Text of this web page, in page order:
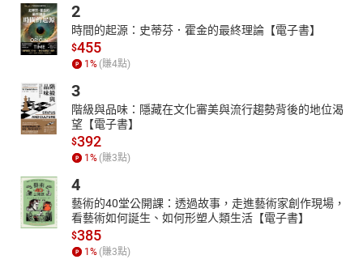
2
時間的起源：史蒂芬．霍金的最終理論【電子書】
$455
1 % (賺4點)
3
階級與品味：隱藏在文化審美與流行趨勢背後的地位渴
望【電子書】
$392
1 % (賺3點)
4
藝術的40堂公開課：透過故事，走進藝術家創作現場，
看藝術如何誕生、如何形塑人類生活【電子書】
$385
1 % (賺3點)